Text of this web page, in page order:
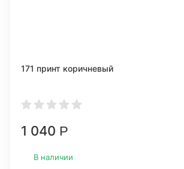
171 принт коричневый
1 040 Р
В наличии